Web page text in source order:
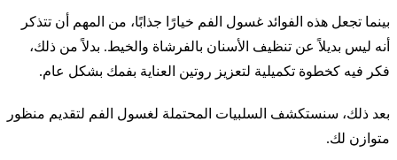
بينما تجعل هذه الفوائد غسول الفم خيارًا جذابًا، من المهم أن تتذكر
أنه ليس بديلاً عن تنظيف الأسنان بالفرشاة والخيط. بدلاً من ذلك،
فكر فيه كخطوة تكميلية لتعزيز روتين العناية بفمك بشكل عام.
بعد ذلك، سنستكشف السلبيات المحتملة لغسول الفم لتقديم منظور
متوازن لك.